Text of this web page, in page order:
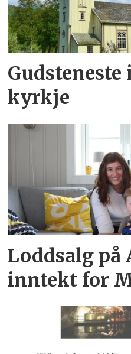
Gudsteneste
kyrkje
Loddsalg
inntekt for